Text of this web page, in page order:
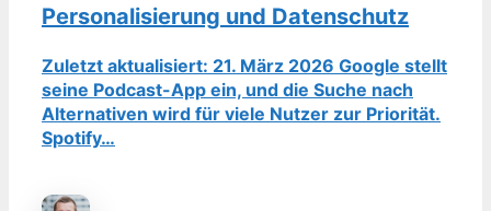
Personalisierung und Datenschutz
Zuletzt aktualisiert: 21. März 2026 Google stellt
seine Podcast-App ein, und die Suche nach
Alternativen wird für viele Nutzer zur Priorität.
Spotify…